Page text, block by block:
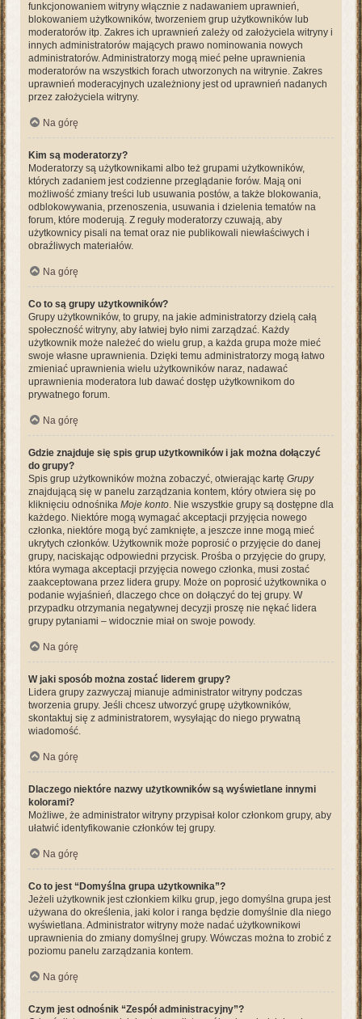
funkcjonowaniem witryny włącznie z nadawaniem uprawnień,
blokowaniem użytkowników, tworzeniem grup użytkowników lub
moderatorów itp. Zakres ich uprawnień zależy od założyciela witryny i
innych administratorów mających prawo nominowania nowych
administratorów. Administratorzy mogą mieć pełne uprawnienia
moderatorów na wszystkich forach utworzonych na witrynie. Zakres
uprawnień moderacyjnych uzależniony jest od uprawnień nadanych
przez założyciela witryny.
Na górę
Kim są moderatorzy?
Moderatorzy są użytkownikami albo też grupami użytkowników,
których zadaniem jest codzienne przeglądanie forów. Mają oni
możliwość zmiany treści lub usuwania postów, a także blokowania,
odblokowywania, przenoszenia, usuwania i dzielenia tematów na
forum, które moderują. Z reguły moderatorzy czuwają, aby
użytkownicy pisali na temat oraz nie publikowali niewłaściwych i
obraźliwych materiałów.
Na górę
Co to są grupy użytkowników?
Grupy użytkowników, to grupy, na jakie administratorzy dzielą całą
społeczność witryny, aby łatwiej było nimi zarządzać. Każdy
użytkownik może należeć do wielu grup, a każda grupa może mieć
swoje własne uprawnienia. Dzięki temu administratorzy mogą łatwo
zmieniać uprawnienia wielu użytkowników naraz, nadawać
uprawnienia moderatora lub dawać dostęp użytkownikom do
prywatnego forum.
Na górę
Gdzie znajduje się spis grup użytkowników i jak można dołączyć
do grupy?
Spis grup użytkowników można zobaczyć, otwierając kartę Grupy
znajdującą się w panelu zarządzania kontem, który otwiera się po
kliknięciu odnośnika Moje konto. Nie wszystkie grupy są dostępne dla
każdego. Niektóre mogą wymagać akceptacji przyjęcia nowego
członka, niektóre mogą być zamknięte, a jeszcze inne mogą mieć
ukrytych członków. Użytkownik może poprosić o przyjęcie do danej
grupy, naciskając odpowiedni przycisk. Prośba o przyjęcie do grupy,
która wymaga akceptacji przyjęcia nowego członka, musi zostać
zaakceptowana przez lidera grupy. Może on poprosić użytkownika o
podanie wyjaśnień, dlaczego chce on dołączyć do tej grupy. W
przypadku otrzymania negatywnej decyzji proszę nie nękać lidera
grupy pytaniami – widocznie miał on swoje powody.
Na górę
W jaki sposób można zostać liderem grupy?
Lidera grupy zazwyczaj mianuje administrator witryny podczas
tworzenia grupy. Jeśli chcesz utworzyć grupę użytkowników,
skontaktuj się z administratorem, wysyłając do niego prywatną
wiadomość.
Na górę
Dlaczego niektóre nazwy użytkowników są wyświetlane innymi
kolorami?
Możliwe, że administrator witryny przypisał kolor członkom grupy, aby
ułatwić identyfikowanie członków tej grupy.
Na górę
Co to jest “Domyślna grupa użytkownika”?
Jeżeli użytkownik jest członkiem kilku grup, jego domyślna grupa jest
używana do określenia, jaki kolor i ranga będzie domyślnie dla niego
wyświetlana. Administrator witryny może nadać użytkownikowi
uprawnienia do zmiany domyślnej grupy. Wówczas można to zrobić z
poziomu panelu zarządzania kontem.
Na górę
Czym jest odnośnik “Zespół administracyjny”?